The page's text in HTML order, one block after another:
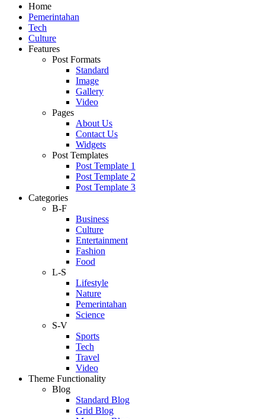
Home
Pemerintahan
Tech
Culture
Features
Post Formats
Standard
Image
Gallery
Video
Pages
About Us
Contact Us
Widgets
Post Templates
Post Template 1
Post Template 2
Post Template 3
Categories
B-F
Business
Culture
Entertainment
Fashion
Food
L-S
Lifestyle
Nature
Pemerintahan
Science
S-V
Sports
Tech
Travel
Video
Theme Functionality
Blog
Standard Blog
Grid Blog